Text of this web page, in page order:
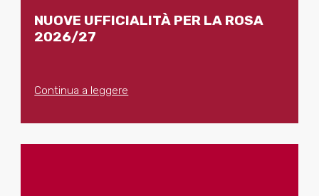
NUOVE UFFICIALITÀ PER LA ROSA
2026/27
Continua a leggere